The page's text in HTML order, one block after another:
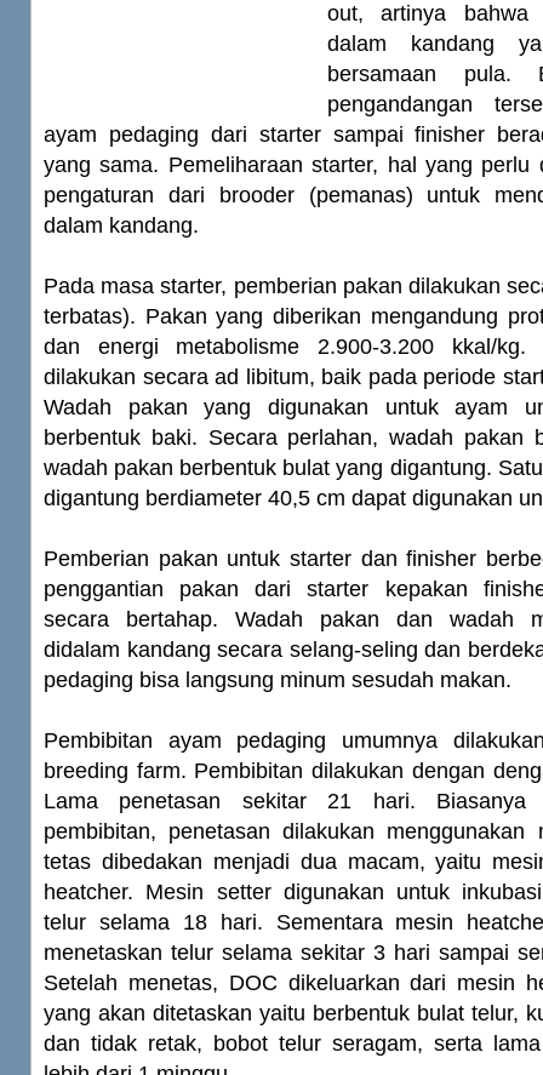
out, artinya bahwa
dalam kandang
bersamaan pula.
pengandangan
ayam pedaging dari starter sampai finisher
yang sama. Pemeliharaan starter, hal yang perlu
pengaturan dari brooder (pemanas) untuk
dalam kandang.
Pada masa starter, pemberian pakan dilakukan
terbatas). Pakan yang diberikan mengandung
dan energi metabolisme 2.900-3.200 kkal/kg.
dilakukan secara ad libitum, baik pada periode
Wadah pakan yang digunakan untuk ayam
berbentuk baki. Secara perlahan, wadah pakan
wadah pakan berbentuk bulat yang digantung.
digantung berdiameter 40,5 cm dapat digunakan
Pemberian pakan untuk starter dan finisher
penggantian pakan dari starter kepakan
secara bertahap. Wadah pakan dan wadah
didalam kandang secara selang-seling dan
pedaging bisa langsung minum sesudah makan.
Pembibitan ayam pedaging umumnya
breeding farm. Pembibitan dilakukan dengan
Lama penetasan sekitar 21 hari. Biasanya
pembibitan, penetasan dilakukan menggunakan
tetas dibedakan menjadi dua macam, yaitu
heatcher. Mesin setter digunakan untuk
telur selama 18 hari. Sementara mesin
menetaskan telur selama sekitar 3 hari sampai
Setelah menetas, DOC dikeluarkan dari mesin
yang akan ditetaskan yaitu berbentuk bulat telur,
dan tidak retak, bobot telur seragam, serta